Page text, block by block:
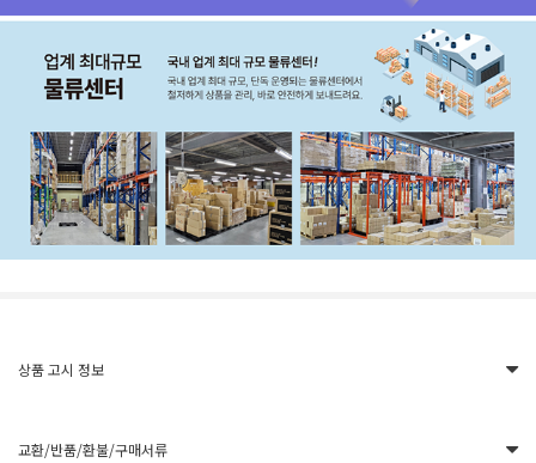
상품 고시 정보
교환/반품/환불/구매서류